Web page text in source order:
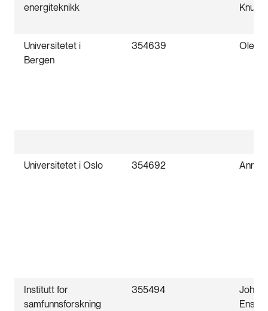
energiteknikk
Universitetet i
Bergen
354639
Universitetet i Oslo 354692 Anne
Institutt for
samfunnsforskning
355494
Enstad